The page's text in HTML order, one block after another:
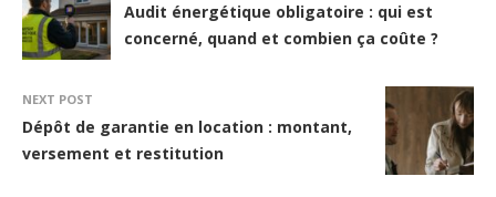
Audit énergétique obligatoire : qui est
concerné, quand et combien ça coûte ?
NEXT POST
Dépôt de garantie en location : montant,
versement et restitution